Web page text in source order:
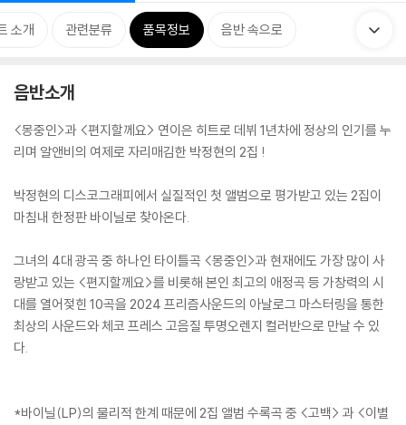
소개 관련분류 품목정보 음반 속으로
음반소개
<몽중인>과 <편지할께요> 연이은 히트로 데뷔 1년차에 정상의 인기를 누
리며 알앤비의 여제로 자리매김한 박정현의 2집 !
박정현의 디스코그래피에서 실질적인 첫 앨범으로 평가받고 있는 2집이
마침내 한정판 바이닐로 찾아온다.
그녀의 4대 광곡 중 하나인 타이틀곡 <몽중인>과 현재에도 가장 많이 사
랑받고 있는 <편지할께요>를 비롯해 본인 최고의 애정곡 등 가창력의 시
대를 열어젖힌 10곡을 2024 프리즘사운드의 아날로그 마스터링을 통한
최상의 사운드와 체코 프레스 고음질 투명오렌지 컬러반으로 만날 수 있
다.
*바이닐(LP)의 물리적 한계 때문에 2집 앨범 수록곡 중 <고백> 과 <이별